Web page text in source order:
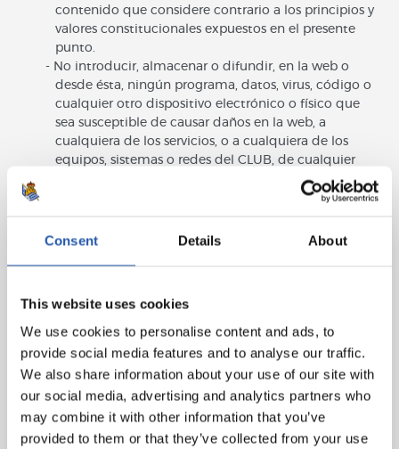
Consent Details About
This website uses cookies
We use cookies to personalise content and ads, to
provide social media features and to analyse our traffic.
We also share information about your use of our site with
our social media, advertising and analytics partners who
may combine it with other information that you’ve
provided to them or that they’ve collected from your use
contenido que considere contrario a los principios y
valores constitucionales expuestos en el presente
punto.
No introducir, almacenar o difundir, en la web o
desde ésta, ningún programa, datos, virus, código o
cualquier otro dispositivo electrónico o físico que
sea susceptible de causar daños en la web, a
cualquiera de los servicios, o a cualquiera de los
equipos, sistemas o redes del CLUB, de cualquier
otro usuario, de los patrocinadores, colaboradores,
REAL SOCIEDAD DE FÚTBOL, o,
No realizar actividades publicitarias o de explotación
para recoger o almacenar datos personales de
terceros.
No utilizar identidades falsas, ni suplantar la
cualquiera de sus servicios, incluyendo la utilización,
en su caso, de contraseñas o claves de acceso de
terceros o de cualquier otra forma.
No destruir, alterar, utilizar para su uso, inutilizar o